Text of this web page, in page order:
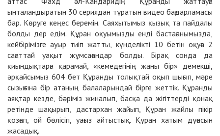
ынталандыратын 30 сериядан тұратын видео бағдарламасы
бар. Көруге кеңес беремін. Саяхытымыз қызық та пайдалы
болды дер едім. Құран оқуымызды енді бастағанымызда,
кейбірімізге ауыр тиіп жатты, күнделікті 10 бетін оқуға 2
сағаттай уақыт жұмсағандар болды. Бірақ сонда да
қиындықтарға қарамай, «кемедегінің жаны бір» демекші,
әрқайсымыз 604 бет Құранды толықтай оқып шығып, мәре
сызығына бір атаның балаларындай бірге жеттік. Құранды
аяқтар кезде, бәріміз жиналып, басқа да жігіттерді қонақ
ретінде шақырып, дастархан жайып, Құран жайлы пікір
қозғап, ой бөлісіп, уағыз айтыстық. Құран хатым дұғасын
жасадық.